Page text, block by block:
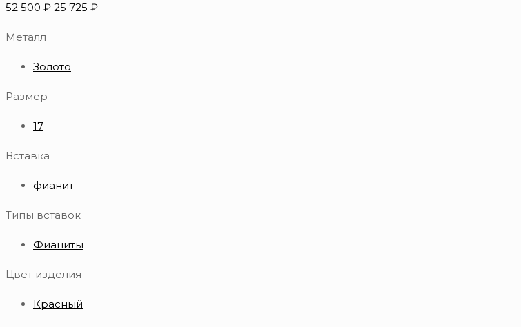
52 500₽ 25 725 ₽
Металл
Золото
Размер
17
Вставка
фианит
Типы вставок
Фианиты
Цвет изделия
Красный